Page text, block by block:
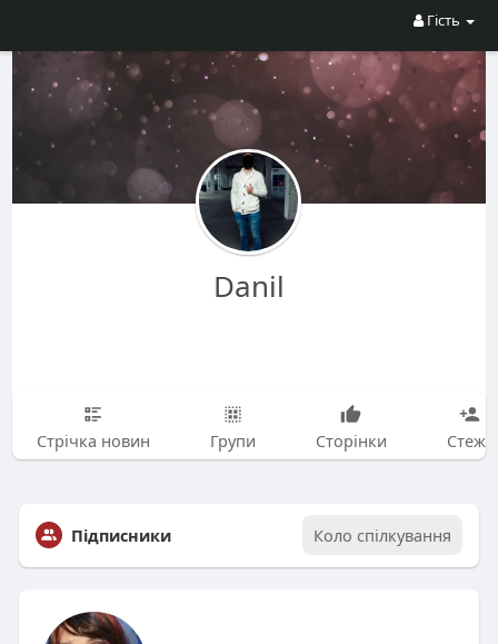
Гість
Danil
Стрічка новин Групи Сторінки Стежу
Підписники Коло спілкування